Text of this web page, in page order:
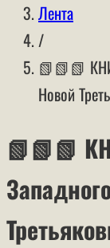
Лента
/
📗📗📗
Новой
📗📗📗